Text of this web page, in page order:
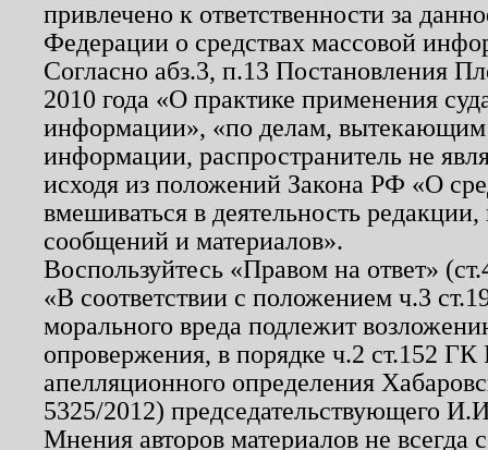
привлечено к ответственности за
Федерации о средствах массовой
Согласно абз.3, п.13 Постановления
2010 года «О практике применения
информации», «по делам, вытекающим
информации, распространитель не
исходя из положений Закона РФ «О
вмешиваться в деятельность
сообщений и материалов».
Воспользуйтесь «Правом на ответ»
«В соответствии с положением ч.3
морального вреда подлежит
опровержения, в порядке ч.2 ст.152
апелляционного определения
5325/2012) председательствующего
Мнения авторов материалов не